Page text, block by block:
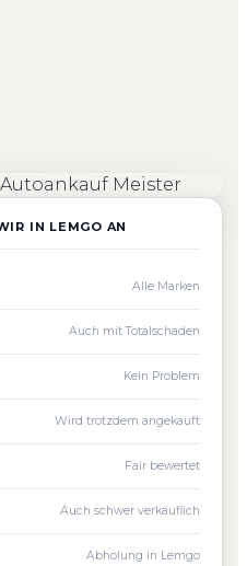
IN LEMGO AN
Alle Marken
Auch mit Totalschaden
Kein Problem
Wird trotzdem angekauft
Fair bewertet
Auch schwer verkäuflich
Abholung in Lemgo